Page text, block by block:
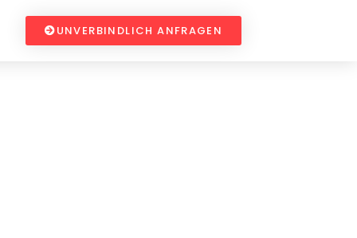
UNVERBINDLICH ANFRAGEN